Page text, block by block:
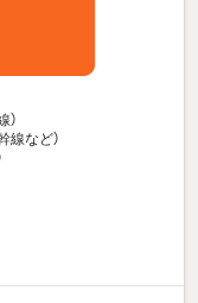
）
線など）